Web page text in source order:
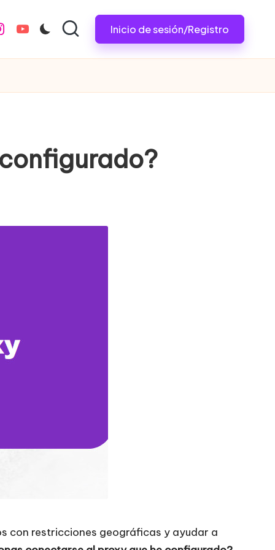
youtube.com Inicio de sesión/Registro
con restricciones geográficas y ayudar a